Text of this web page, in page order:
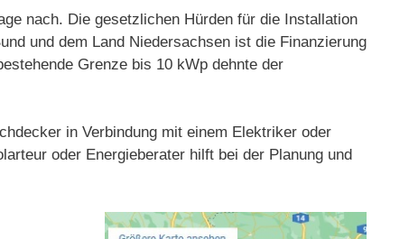
nach. Die gesetzlichen Hürden für die Installation
und dem Land Niedersachsen ist die Finanzierung
Grenze bis 10 kWp dehnte der
in Verbindung mit einem Elektriker oder
oder Energieberater hilft bei der Planung und